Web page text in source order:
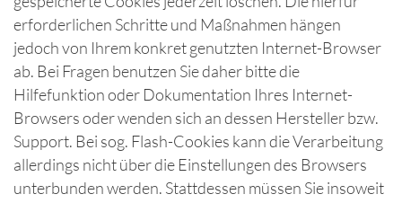
erforderlichen Schritte und Maßnahmen hängen
jedoch von Ihrem konkret genutzten Internet-Browser
ab. Bei Fragen benutzen Sie daher bitte die
Hilfefunktion oder Dokumentation Ihres Internet-
Browsers oder wenden sich an dessen Hersteller bzw.
Support. Bei sog. Flash-Cookies kann die Verarbeitung
allerdings nicht über die Einstellungen des Browsers
unterbunden werden. Stattdessen müssen Sie insoweit